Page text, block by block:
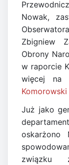
Nowak,
Zbigniew
Obrony
w raporcie
więcej
Komorowski
Już jako
oskarżono
związku